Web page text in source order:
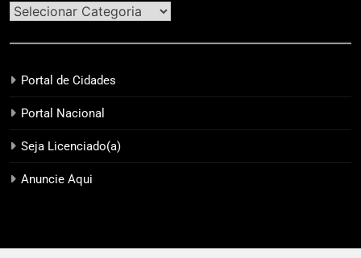
Portal de Cidades
Portal Nacional
Seja Licenciado(a)
Anuncie Aqui